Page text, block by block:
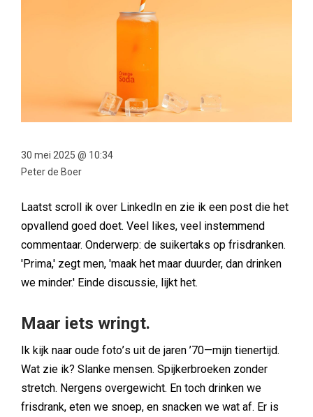
30 mei 2025 @ 10:34
Peter de Boer
Laatst scroll ik over LinkedIn en zie ik een post die het
opvallend goed doet. Veel likes, veel instemmend
commentaar. Onderwerp: de suikertaks op frisdranken.
'Prima,' zegt men, 'maak het maar duurder, dan drinken
we minder.' Einde discussie, lijkt het.
Maar iets wringt.
Ik kijk naar oude foto’s uit de jaren ’70—mijn tienertijd.
Wat zie ik? Slanke mensen. Spijkerbroeken zonder
stretch. Nergens overgewicht. En toch drinken we
frisdrank, eten we snoep, en snacken we wat af. Er is